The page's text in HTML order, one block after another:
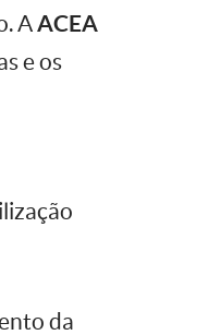
AACEA
e os
da